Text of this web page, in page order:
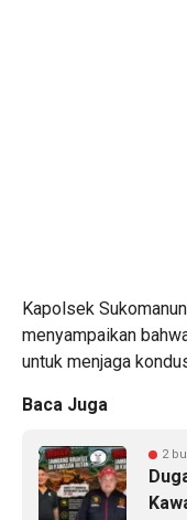
Kapolsek
menyampaikan
untuk menjaga
Baca Juga
2